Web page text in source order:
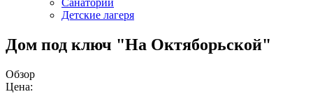
Санатории
Детские лагеря
Дом под ключ "На Октяборьской"
Обзор
Цена: